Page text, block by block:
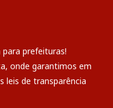
para prefeituras!
onde garantimos em
leis de transparência